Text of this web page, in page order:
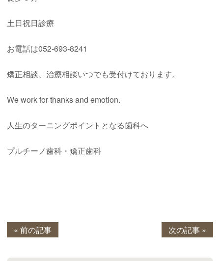
土日祝日診療
お電話は052-693-8241
矯正相談、治療相談いつでも受付けております。
We work for thanks and emotion.
人生のターニングポイントとなる歯科へ
プルチーノ歯科・矯正歯科
« 前の記事 次の記事 »